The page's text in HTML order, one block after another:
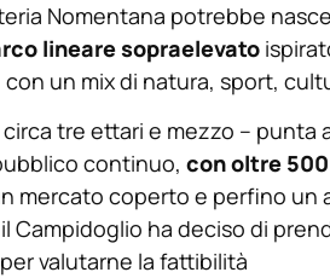
Nomentana potrebbe
lineare sopraelevato
un mix di natura, sport,
tre ettari e mezzo – punta
continuo, con oltre
mercato coperto e perfino un
Campidoglio ha deciso di
valutarne la fattibilità